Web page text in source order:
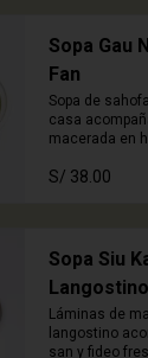
Sopa Gau
Fan
Sopa de
casa
macerada en
S/ 38.00
Sopa Siu
Langostino
Láminas de
langostino
san y fideo